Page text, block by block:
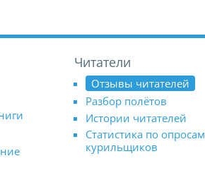
Читатели
Отзывы читателей
Разбор полётов
Истории читателей
Статистика по опросам
курильщиков